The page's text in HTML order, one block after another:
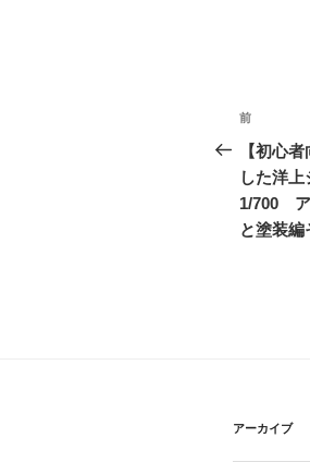
投
稿
ナ
ビ
ン
前
の
投
稿
前
【初心
した洋
1/700 ア
と塗装編
アーカイブ